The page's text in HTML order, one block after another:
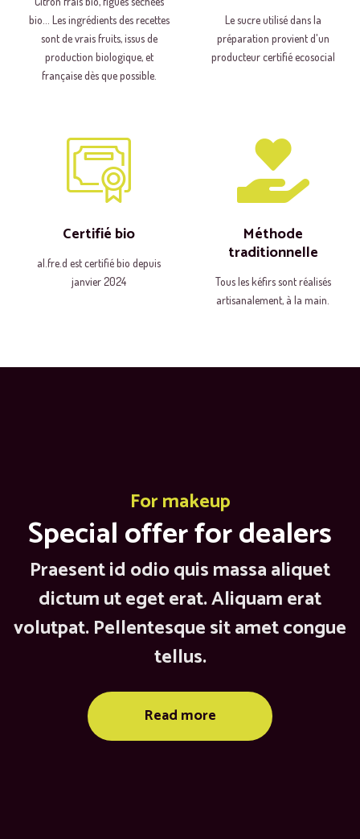
bio... Les ingrédients des recettes
sont de vrais fruits, issus de
production biologique, et
française dès que possible.
Le sucre utilisé dans la
préparation provient d'un
producteur certifié ecosocial
Certifié bio
al.fre.d est certifié bio depuis
janvier 2024
Méthode
traditionnelle
Tous les kéfirs sont réalisés
artisanalement, à la main.
For makeup
Special offer for dealers
Praesent id odio quis massa aliquet
dictum ut eget erat. Aliquam erat
volutpat. Pellentesque sit amet congue
tellus.
Read more